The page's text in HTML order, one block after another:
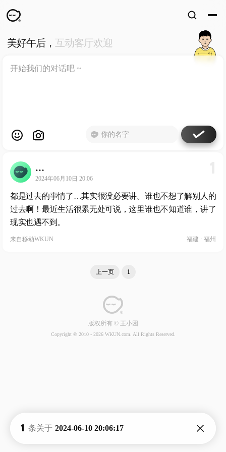
WKUN HOME
ABOUT ME
工作室
美好午后， 互动客厅欢迎
…
2024年06月10日 20:06
都是过去的事情了…其实很没必要讲。谁也不想了解别人的
过去啊！最近生活很累无处可说，这里谁也不知道谁，讲了
现实也遇不到。
来自移动WKUN 福建 · 福州
1 条关于 2024-06-10 20:06:17
上一页 1
版权所有 © 王小困
Copyright © 2010 - 2026 WKUN.com. All Rights Reserved.